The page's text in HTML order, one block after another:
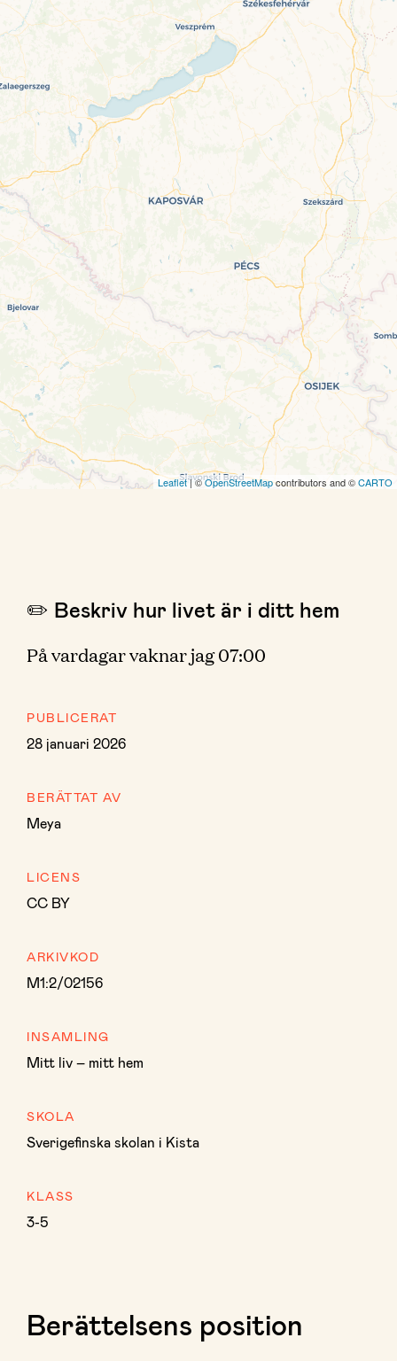
Leaflet| ©OpenStreetMapcontributors and ©CARTO
✏️ Beskriv hur livet är i ditt hem
På vardagar vaknar jag 07:00
PUBLICERAT
28 januari 2026
BERÄTTAT AV
Meya
LICENS
CC BY
ARKIVKOD
M1:2/02156
INSAMLING
Mitt liv – mitt hem
SKOLA
Sverigefinska skolan i Kista
KLASS
3-5
Berättelsens position